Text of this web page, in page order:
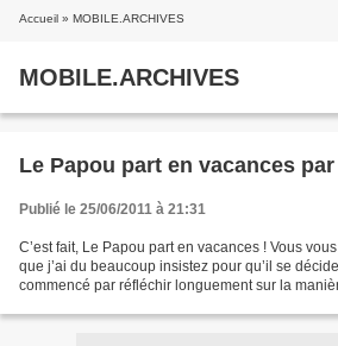
Accueil » MOBILE.ARCHIVES
MOBILE.ARCHIVES
Le Papou part en vacances
Publié le 25/06/2011 à 21:31
C’est fait, Le Papou part en vacances ! Vous
que j’ai du beaucoup insistez pour qu’il se
commencé par réfléchir longuement sur la